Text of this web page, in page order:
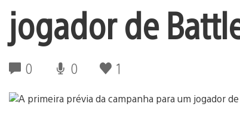
jogador de
0 0 1